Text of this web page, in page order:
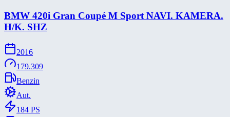
BMW 420i Gran Coupé M Sport NAVI. KAMERA.
H/​K. SHZ
2016
179.309
Benzin
Aut.
184 PS